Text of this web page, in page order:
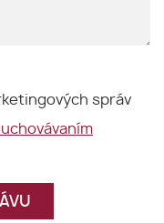
správ